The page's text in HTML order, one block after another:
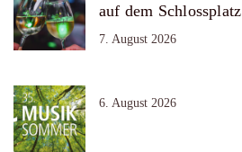
auf dem Schlossplatz
7. August 2026
6. August 2026